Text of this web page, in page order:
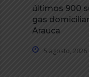
últimos 900
gas
Arauca
5 agosto, 2026